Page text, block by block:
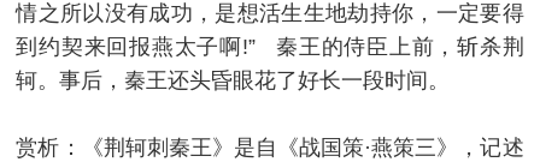
情之所以没有成功，是想活生生地劫持你，一定要得
到约契来回报燕太子啊!” 秦王的侍臣上前，斩杀荆
轲。事后，秦王还头昏眼花了好长一段时间。
赏析：《荆轲刺秦王》是自《战国策·燕策三》，记述